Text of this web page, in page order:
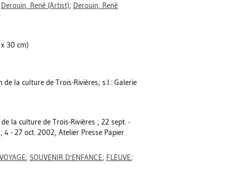
Derouin, René (Artist); Derouin, René
30 cm)
de la culture de Trois-Rivières; s.l.: Galerie
la culture de Trois-Rivières ; 22 sept. -
- 27 oct. 2002, Atelier Presse Papier
VOYAGE; SOUVENIR D'ENFANCE; FLEUVE;